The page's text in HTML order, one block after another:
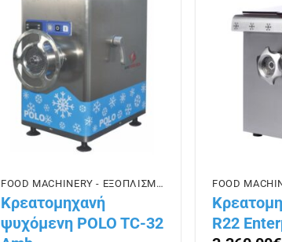
στην λίστα
επιθυμιών
FOOD MACHINERY - ΕΞΟΠΛΙΣΜΟΣ ΕΣΤΙΑΣΗΣ
Κρεατομηχανή
ψυχόμενη POLO TC-32
R22